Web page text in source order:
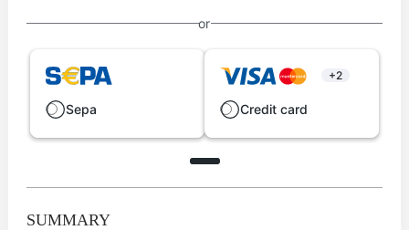
or
Sepa
+2
Credit card
SUMMARY